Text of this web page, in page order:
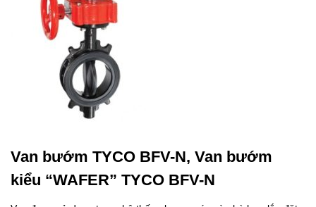
Van bướm TYCO BFV-N, Van bướm
kiểu “WAFER” TYCO BFV-N